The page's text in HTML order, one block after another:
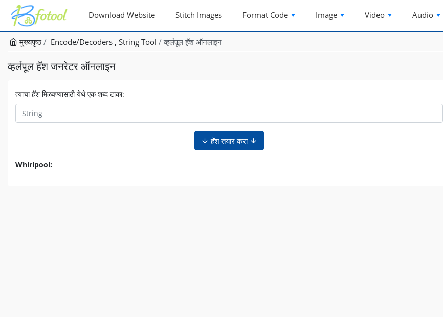
Download Website Stitch Images Format Code Image Video Audio
मुख्यपृष्ठ Encode/Decoders String Tool व्हर्लपूल हॅश ऑनलाइन
व्हर्लपूल हॅश जनरेटर ऑनलाइन
त्याचा हॅश मिळवण्यासाठी येथे एक शब्द टाका:
हॅश तयार करा
Whirlpool: